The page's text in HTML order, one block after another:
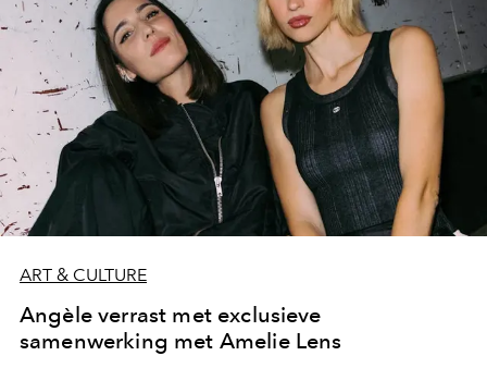
ART & CULTURE
Angèle verrast met exclusieve
samenwerking met Amelie Lens